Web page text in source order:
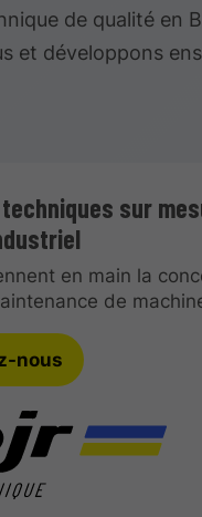
de qualité en
et développons
sur
en main la
de
nous